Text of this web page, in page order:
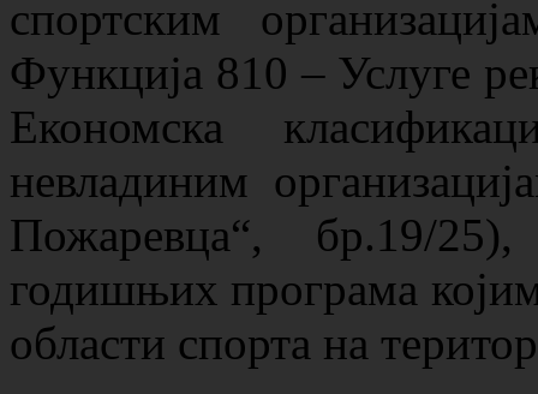
спортским
Функција 810 – Услуге
Економска
невладиним
Пожаревца“, бр.19/
годишњих програма
области спорта на